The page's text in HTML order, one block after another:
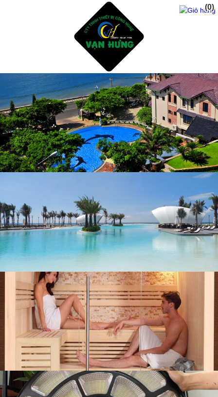
Trang Chủ
Giới Thiệu
Dịch vụ
Sản Phẩm
Tư Vấn Thiết Kế Xây Dụng Hồ Bơi
Thiết Bị Và Phụ Kiện Hồ Bơi
Hóa Chất Xữ Lý Nước Hồ Bơi
Dịch Vụ Chăm Sóc Hồ Bơi
Thiết Kế Phòng Tắm sauna - steam bath
Tư Vấn Thiết Kế Xây Dụng Hồ CáKoi - Thiết Bị Lọc
Phụ Gia Chống Thấm Hồ Bơi - Hồ CáKoi
Dự Án
liên hệ
(0)